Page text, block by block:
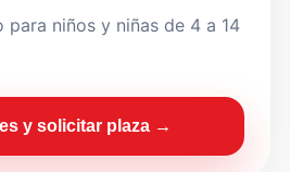
para niños y niñas de 4 a 14
y solicitar plaza →